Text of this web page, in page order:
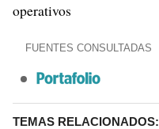
operativos
FUENTES CONSULTADAS
TEMAS RELACIONADOS: